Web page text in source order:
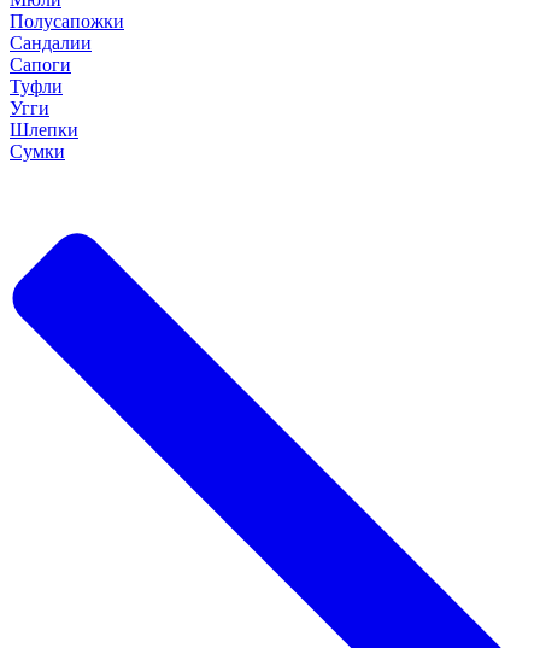
Полусапожки
Сандалии
Сапоги
Туфли
Угги
Шлепки
Сумки